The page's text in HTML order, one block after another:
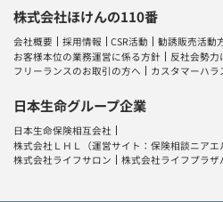
株式会社ほけんの110番
会社概要 採用情報 CSR活動
勧誘販売活動
お客様本位の業務運営に係る方針
反社会勢力
フリーランスのお取引の方へ
カスタマーハ
日本生命グループ企業
日本生命保険相互会社
株式会社ＬＨＬ
（運営サイト：保険相談ニアエ
株式会社ライフサロン
株式会社ライフプラザ